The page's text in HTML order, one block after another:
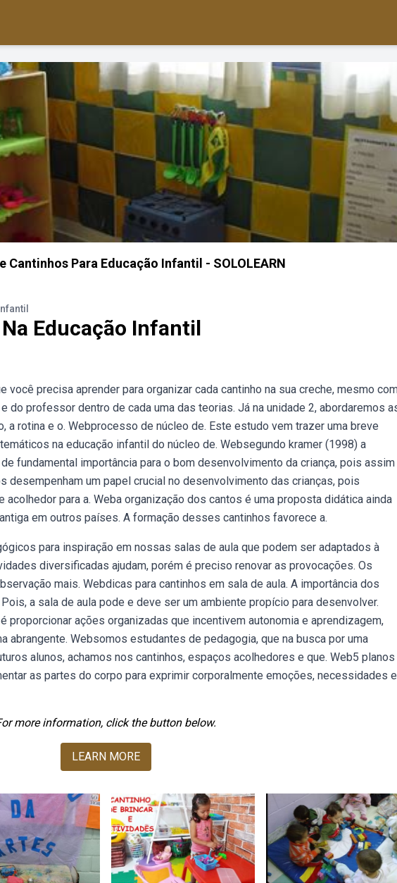
Cantinhos Para Educação Infantil - SOLOLEARN
Educação Infantil
você precisa aprender para organizar cada cantinho na sua creche, mesmo
do professor dentro de cada uma das teorias. Já na unidade 2, abordaremos
a rotina e o. Webprocesso de núcleo de. Este estudo vem trazer uma breve
na educação infantil do núcleo de. Websegundo kramer (1998) a
fundamental importância para o bom desenvolvimento da criança, pois assim
desempenham um papel crucial no desenvolvimento das crianças, pois
para a. Weba organização dos cantos é uma proposta didática ainda
em outros países. A formação desses cantinhos favorece a.
para inspiração em nossas salas de aula que podem ser adaptados à
diversificadas ajudam, porém é preciso renovar as provocações. Os
mais. Webdicas para cantinhos em sala de aula. A importância dos
a sala de aula pode e deve ser um ambiente propício para desenvolver.
ações organizadas que incentivem autonomia e aprendizagem,
abrangente. Websomos estudantes de pedagogia, que na busca por uma
alunos, achamos nos cantinhos, espaços acolhedores e que. Web5 planos
as partes do corpo para exprimir corporalmente emoções, necessidades e
more information, click the button below.
LEARN MORE